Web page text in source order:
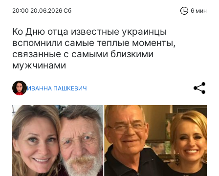
20:00 20.06.2026 Сб 6 мин
Ко Дню отца известные украинцы
вспомнили самые теплые моменты,
связанные с самыми близкими
мужчинами
ИВАННА ПАШКЕВИЧ